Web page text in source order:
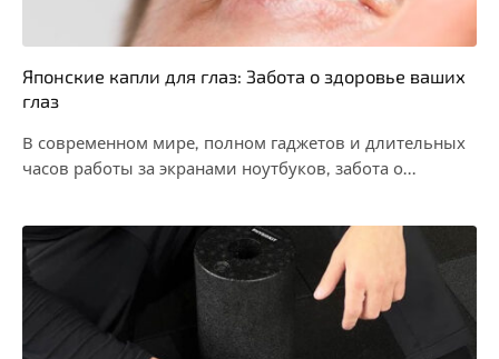
Японские капли для глаз: Забота о здоровье ваших
глаз
В современном мире, полном гаджетов и длительных
часов работы за экранами ноутбуков, забота о